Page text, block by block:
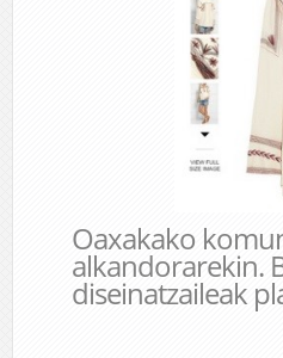
Oaxakako
alkandorarekin.
diseinatzaileak